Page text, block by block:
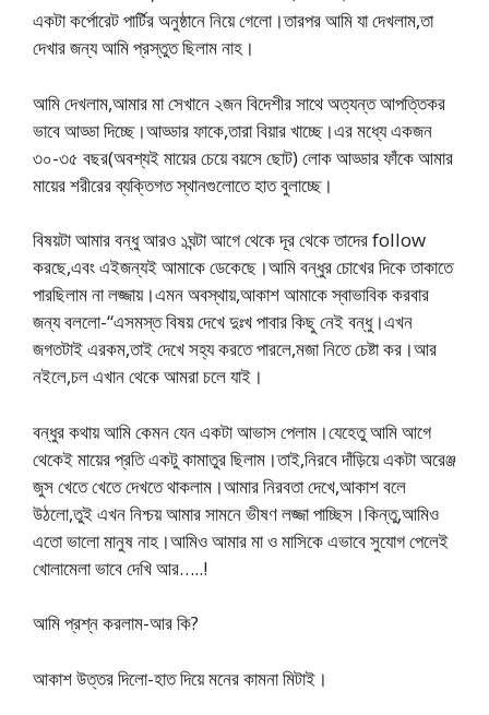
একটা কর্পোরেট পার্টির অনুষ্ঠানে নিয়ে গেলো।তারপর আমি যা দেখলাম,তা
দেখার জন্য আমি প্রস্তুত ছিলাম নাহ।
আমি দেখলাম,আমার মা সেখানে ২জন বিদেশীর সাথে অত্যন্ত আপত্তিকর
ভাবে আড্ডা দিচ্ছে।আড্ডার ফাকে,তারা বিয়ার খাচ্ছে।এর মধ্যে একজন
৩০-৩৫ বছর(অবশ্যই মায়ের চেয়ে বয়সে ছোট) লোক আড্ডার ফাঁকে আমার
মায়ের শরীরের ব্যক্তিগত স্থানগুলোতে হাত বুলাচ্ছে।
বিষয়টা আমার বন্ধু আরও ১ঘন্টা আগে থেকে দূর থেকে তাদের follow
করছে,এবং এইজন্যই আমাকে ডেকেছে।আমি বন্ধুর চোখের দিকে তাকাতে
পারছিলাম না লজ্জায়।এমন অবস্থায়,আকাশ আমাকে স্বাভাবিক করবার
জন্য বললো-“এসমস্ত বিষয় দেখে দুঃখ পাবার কিছু নেই বন্ধু।এখন
জগতটাই এরকম,তাই দেখে সহ্য করতে পারলে,মজা নিতে চেষ্টা কর।আর
নইলে,চল এখান থেকে আমরা চলে যাই।
বন্ধুর কথায় আমি কেমন যেন একটা আভাস পেলাম।যেহেতু আমি আগে
থেকেই মায়ের প্রতি একটু কামাতুর ছিলাম।তাই,নিরবে দাঁড়িয়ে একটা অরেঞ্জ
জুস খেতে খেতে দেখতে থাকলাম।আমার নিরবতা দেখে,আকাশ বলে
উঠলো,তুই এখন নিশ্চয় আমার সামনে ভীষণ লজ্জা পাচ্ছিস।কিন্তু,আমিও
এতো ভালো মানুষ নাহ।আমিও আমার মা ও মাসিকে এভাবে সুযোগ পেলেই
খোলামেলা ভাবে দেখি আর…..!
আমি প্রশ্ন করলাম-আর কি?
আকাশ উত্তর দিলো-হাত দিয়ে মনের কামনা মিটাই।